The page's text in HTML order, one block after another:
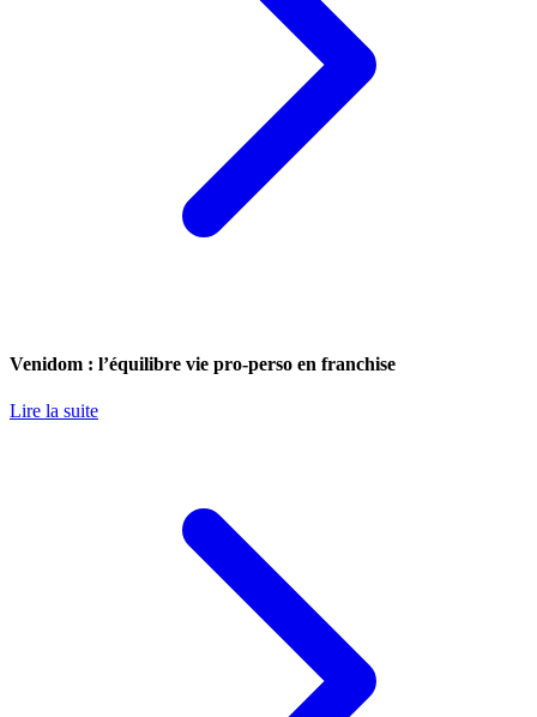
Venidom : l’équilibre vie pro-perso en franchise
Lire la suite